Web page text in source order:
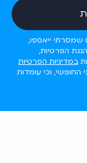
שמסרתי ייאספו,
הפרטיות,
במדיניות הפרטיות
החופשי, וכי עומדות